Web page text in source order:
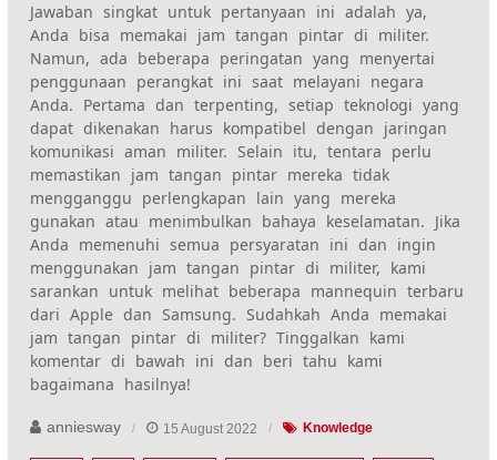
Jawaban singkat untuk pertanyaan ini adalah ya,
Anda bisa memakai jam tangan pintar di militer.
Namun, ada beberapa peringatan yang menyertai
penggunaan perangkat ini saat melayani negara
Anda. Pertama dan terpenting, setiap teknologi yang
dapat dikenakan harus kompatibel dengan jaringan
komunikasi aman militer. Selain itu, tentara perlu
memastikan jam tangan pintar mereka tidak
mengganggu perlengkapan lain yang mereka
gunakan atau menimbulkan bahaya keselamatan. Jika
Anda memenuhi semua persyaratan ini dan ingin
menggunakan jam tangan pintar di militer, kami
sarankan untuk melihat beberapa mannequin terbaru
dari Apple dan Samsung. Sudahkah Anda memakai
jam tangan pintar di militer? Tinggalkan kami
komentar di bawah ini dan beri tahu kami
bagaimana hasilnya!
anniesway 15 August 2022 Knowledge